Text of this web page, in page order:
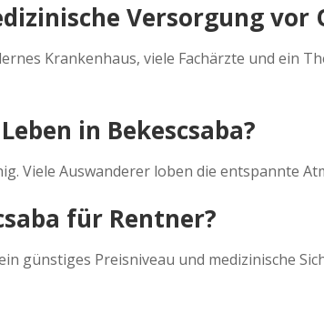
Versorgung vor
Krankenhaus, viele Fachärzte und ein
in Bekescsaba?
Viele Auswanderer loben die entspannte
für Rentner?
günstiges Preisniveau und medizinische